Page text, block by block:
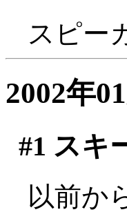
スピー
2002年
#1 スキ
以前か